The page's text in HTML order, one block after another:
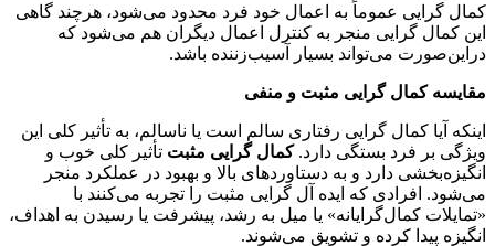
کمال گرایی عموماً به اعمال خود فرد محدود می‌شود، هرچند گاهی
این کمال گرایی منجر به کنترل اعمال دیگران هم می‌شود که
دراین‌صورت می‌تواند بسیار آسیب‌زننده باشد.
مقایسه کمال گرایی مثبت و منفی
اینکه آیا کمال گرایی رفتاری سالم است یا ناسالم، به تأثیر کلی این
ویژگی بر فرد بستگی دارد. کمال گرایی مثبت تأثیر کلی خوب و
انگیزه‌بخشی دارد و به دستاوردهای بالا و بهبود در عملکرد منجر
می‌شود. افرادی که ایده آل گرایی مثبت را تجربه می‌کنند با
«تمایلات کمال‌گرایانه» یا میل به رشد، پیشرفت یا رسیدن به اهداف،
انگیزه پیدا کرده و تشویق می‌شوند.